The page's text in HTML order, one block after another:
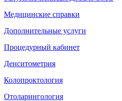
Медицинские справки
Дополнительные услуги
Процедурный кабинет
Денситометрия
Колопроктология
Отоларингология